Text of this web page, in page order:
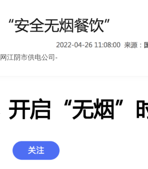
江阴市供电公司-